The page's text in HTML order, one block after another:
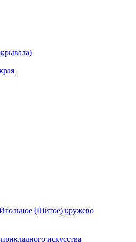
(Шитое) кружево
искусства